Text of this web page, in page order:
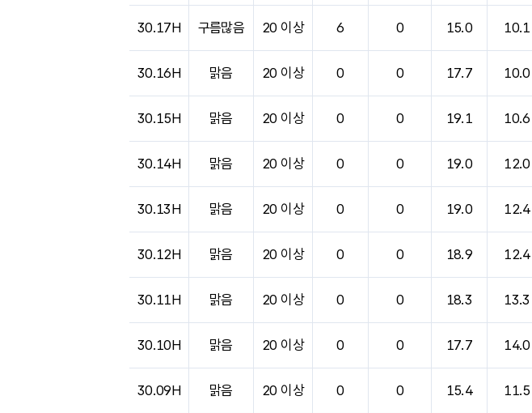
30.17H 구름많음 20 이상 6 0 15.0 10.1
30.16H 맑음 20 이상 0 0 17.7 10.0
30.15H 맑음 20 이상 0 0 19.1 10.6
30.14H 맑음 20 이상 0 0 19.0 12.0
30.13H 맑음 20 이상 0 0 19.0 12.4
30.12H 맑음 20 이상 0 0 18.9 12.4
30.11H 맑음 20 이상 0 0 18.3 13.3
30.10H 맑음 20 이상 0 0 17.7 14.0
30.09H 맑음 20 이상 0 0 15.4 11.5